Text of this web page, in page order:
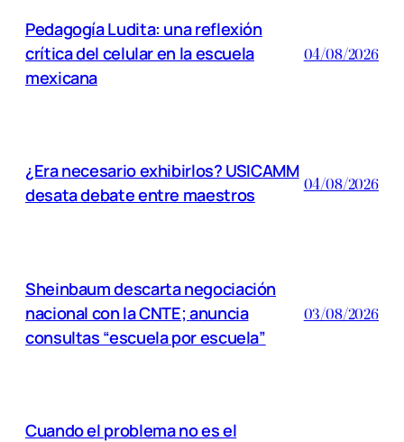
Pedagogía Ludita: una reflexión
crítica del celular en la escuela
mexicana
04/08/2026
¿Era necesario exhibirlos? USICAMM
desata debate entre maestros
04/08/2026
Sheinbaum descarta negociación
nacional con la CNTE; anuncia
consultas “escuela por escuela”
03/08/2026
Cuando el problema no es el